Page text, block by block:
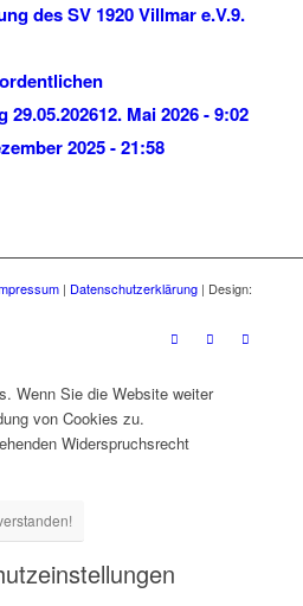
des SV 1920 Villmar e.V.9.
29.05.202612. Mai 2026 - 9:02
2025 - 21:58
| Datenschutzerklärung| Design:
Wenn Sie die Website weiter
von Cookies zu.
Widerspruchsrecht